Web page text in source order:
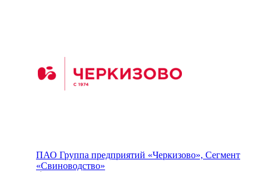
ПАО Группа предприятий «Черкизово», Сегмент
«Свиноводство»